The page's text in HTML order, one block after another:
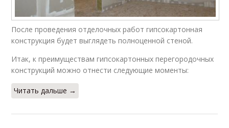
После проведения отделочных работ гипсокартонная
конструкция будет выглядеть полноценной стеной.
Итак, к преимуществам гипсокартонных перегородочных
конструкций можно отнести следующие моменты:
Читать дальше →